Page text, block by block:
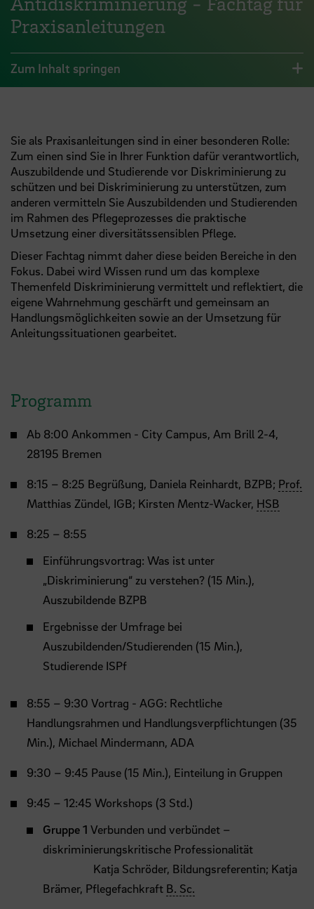
Praxisanleitungen
Zum Inhalt springen
Sie als Praxisanleitungen sind in einer besonderen Rolle:
Zum einen sind Sie in Ihrer Funktion dafür verantwortlich,
Auszubildende und Studierende vor Diskriminierung zu
schützen und bei Diskriminierung zu unterstützen, zum
anderen vermitteln Sie Auszubildenden und Studierenden
im Rahmen des Pflegeprozesses die praktische
Umsetzung einer diversitätssensiblen Pflege.
Dieser Fachtag nimmt daher diese beiden Bereiche in den
Fokus. Dabei wird Wissen rund um das komplexe
Themenfeld Diskriminierung vermittelt und reflektiert, die
eigene Wahrnehmung geschärft und gemeinsam an
Handlungsmöglichkeiten sowie an der Umsetzung für
Anleitungssituationen gearbeitet.
Programm
Ab 8:00 Ankommen - City Campus, Am Brill 2-4,
28195 Bremen
8:15 – 8:25 Begrüßung, Daniela Reinhardt, BZPB; Prof.
Matthias Zündel, IGB; Kirsten Mentz-Wacker, HSB
8:25 – 8:55
Einführungsvortrag: Was ist unter
„Diskriminierung“ zu verstehen? (15 Min.),
Auszubildende BZPB
Ergebnisse der Umfrage bei
Auszubildenden/Studierenden (15 Min.),
Studierende ISPf
8:55 – 9:30 Vortrag - AGG: Rechtliche
Handlungsrahmen und Handlungsverpflichtungen (35
Min.), Michael Mindermann, ADA
9:30 – 9:45 Pause (15 Min.), Einteilung in Gruppen
9:45 – 12:45 Workshops (3 Std.)
Gruppe 1 Verbunden und verbündet –
diskriminierungskritische Professionalität
Katja Schröder, Bildungsreferentin; Katja
Brämer, Pflegefachkraft B. Sc.